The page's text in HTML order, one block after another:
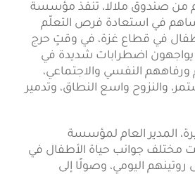
من صندوق ملالا، تنفذ مؤسسة
في استعادة فرص التعلّم
في قطاع غزة، في وقتٍ حرج
يواجهون اضطرابات شديدة في
النفسي والاجتماعي،
والنزوح واسع النطاق، وتدمير
المدير العام لمؤسسة
مختلف جوانب حياة الأطفال في
روتينهم اليومي، وصولًا إلى